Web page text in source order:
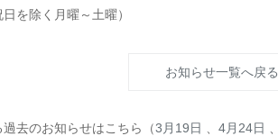
を除く月曜～土曜）
お知らせ一覧へ戻る
去のお知らせはこちら（3月19日 4月24日